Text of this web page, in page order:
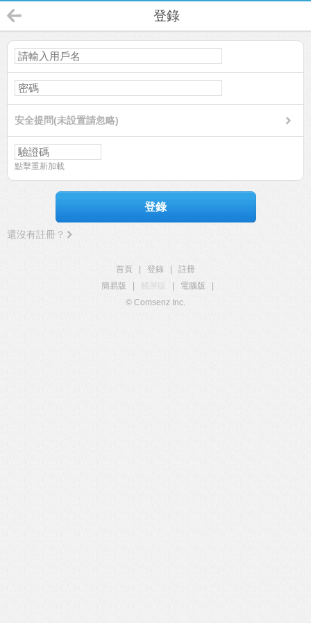
登錄
安全提問(未設置請忽略)
點擊重新加載
登錄
還沒有註冊？
首頁 登錄
註冊
簡易版
觸屏版 電腦版
© Comsenz Inc.